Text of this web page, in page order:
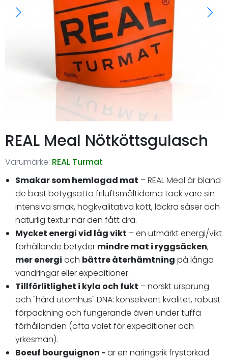
REAL Meal Nötköttsgulasch
Varumärke: REAL Turmat
Smakar som hemlagad mat – REAL Meal är bland
de bäst betygsatta friluftsmåltiderna tack vare sin
intensiva smak, högkvalitativa kött, läckra såser och
naturlig textur när den fått dra.
Mycket energi vid låg vikt – en utmärkt energi/vikt
förhållande betyder mindre mat i ryggsäcken,
mer energi och bättre återhämtning på långa
vandringar eller expeditioner.
Tillförlitlighet i kyla och fukt – norskt ursprung
och "hård utomhus" DNA: konsekvent kvalitet, robust
förpackning och fungerande även under tuffa
förhållanden (ofta valet för expeditioner och
yrkesmän).
Boeuf bourguignon -är en näringsrik frystorkad